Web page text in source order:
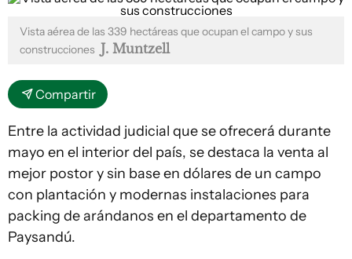
Vista aérea de las 339 hectáreas que ocupan el campo y sus
construcciones J. Muntzell
Compartir
Entre la actividad judicial que se ofrecerá durante
mayo en el interior del país, se destaca la venta al
mejor postor y sin base en dólares de un campo
con plantación y modernas instalaciones para
packing de arándanos en el departamento de
Paysandú.